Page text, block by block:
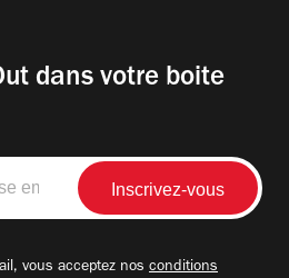
dans votre boite
vous acceptez nos conditions